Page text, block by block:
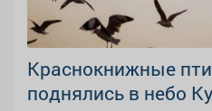
Краснокнижные
поднялись в небо